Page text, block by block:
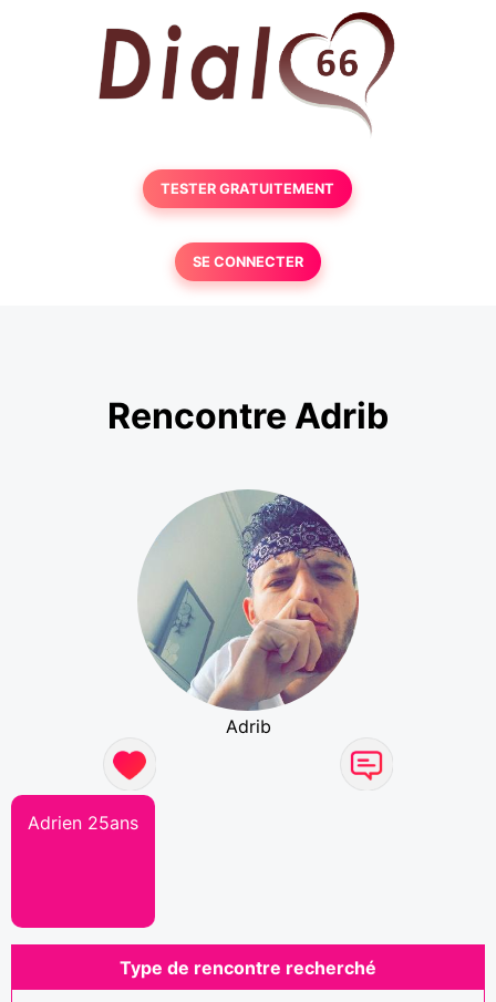
TESTER GRATUITEMENT
SE CONNECTER
Rencontre Adrib
Adrib
Adrien 25ans
Type de rencontre recherché